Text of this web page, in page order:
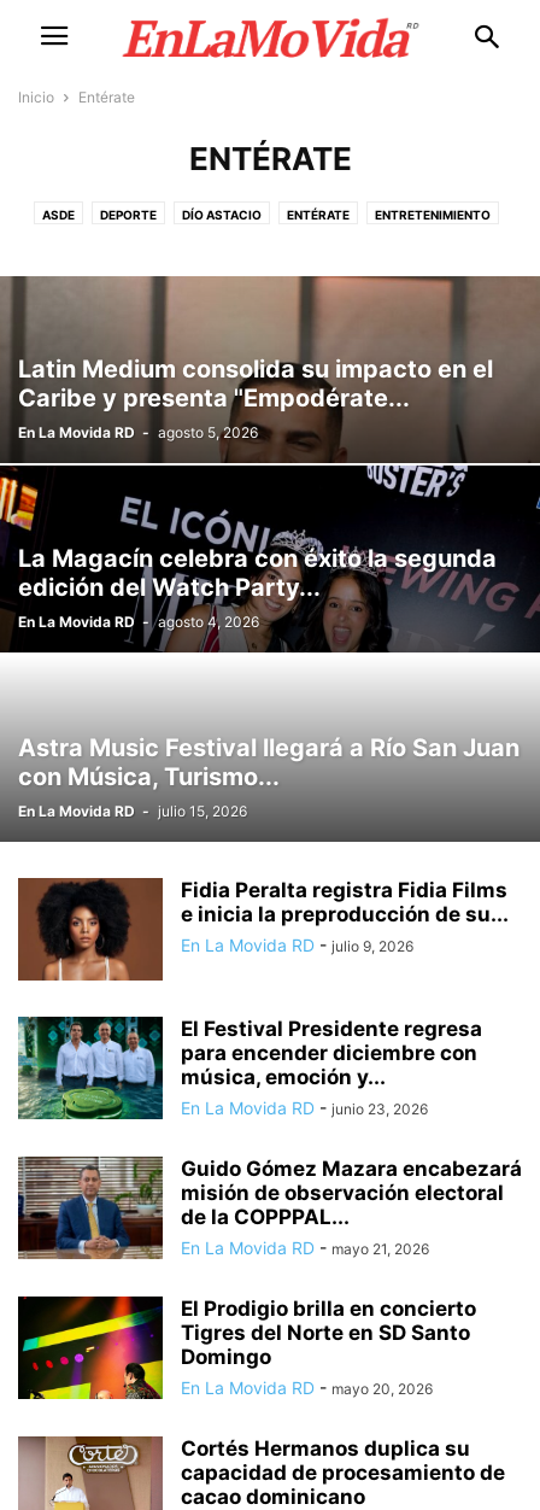
Inicio Entérate
ENTÉRATE
ASDE DEPORTE DÍO ASTACIO ENTÉRATE ENTRETENIMIENTO
RADIO & TV SOCIALES TURISMO
Latin Medium consolida su impacto en el
Caribe y presenta "Empodérate...
En La Movida RD - agosto 5, 2026
La Magacín celebra con éxito la segunda
edición del Watch Party...
En La Movida RD - agosto 4, 2026
Astra Music Festival llegará a Río San Juan
con Música, Turismo...
En La Movida RD - julio 15, 2026
Fidia Peralta registra Fidia Films
e inicia la preproducción de su...
En La Movida RD - julio 9, 2026
El Festival Presidente regresa
para encender diciembre con
música, emoción y...
En La Movida RD - junio 23, 2026
Guido Gómez Mazara encabezará
misión de observación electoral
de la COPPPAL...
En La Movida RD - mayo 21, 2026
El Prodigio brilla en concierto
Tigres del Norte en SD Santo
Domingo
En La Movida RD - mayo 20, 2026
Cortés Hermanos duplica su
capacidad de procesamiento de
cacao dominicano